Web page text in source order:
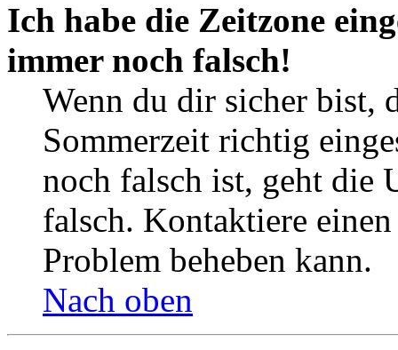
Ich habe die Zeitzone
immer noch falsch!
Wenn du dir sicher bist,
Sommerzeit richtig
noch falsch ist, geht die
falsch. Kontaktiere
Problem beheben kann.
Nach oben